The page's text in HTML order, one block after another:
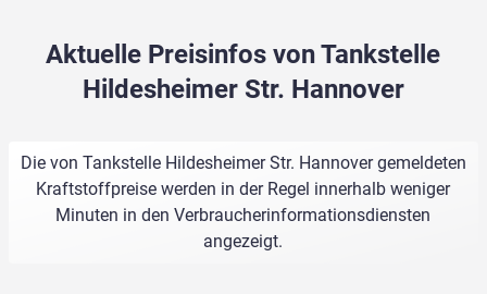
Aktuelle Preisinfos von Tankstelle
Hildesheimer Str. Hannover
Die von Tankstelle Hildesheimer Str. Hannover gemeldeten
Kraftstoffpreise werden in der Regel innerhalb weniger
Minuten in den Verbraucherinformationsdiensten
angezeigt.